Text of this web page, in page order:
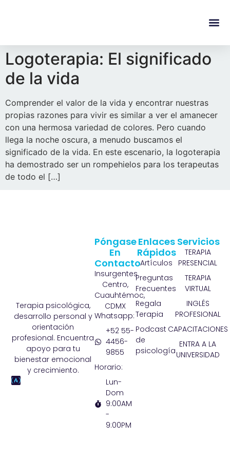
Logoterapia: El significado
de la vida
Comprender el valor de la vida y encontrar nuestras
propias razones para vivir es similar a ver el amanecer
con una hermosa variedad de colores. Pero cuando
llega la noche oscura, a menudo buscamos el
significado de la vida. En este escenario, la logoterapia
ha demostrado ser un rompehielos para los terapeutas
de todo el […]
Terapia psicológica,
desarrollo personal y
orientación
profesional. Encuentra
apoyo para tu
bienestar emocional
y crecimiento.
Servicios
TERAPIA
PRESENCIAL
TERAPIA
VIRTUAL
INGLÉS
PROFESIONAL
CAPACITACIONES
ENTRA A LA
UNIVERSIDAD
Enlaces
Rápidos
Artículos
Preguntas
Frecuentes
Regala
Terapia
Podcast
de
psicología
Póngase
En
Contacto
Insurgentes
Centro,
Cuauhtémoc,
CDMX
Whatsapp:
+52 55-
4456-
9855
Horario:
Lun-
Dom
9:00AM
-
9:00PM